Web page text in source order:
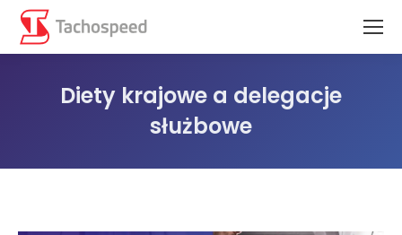
Diety krajowe a delegacje
służbowe